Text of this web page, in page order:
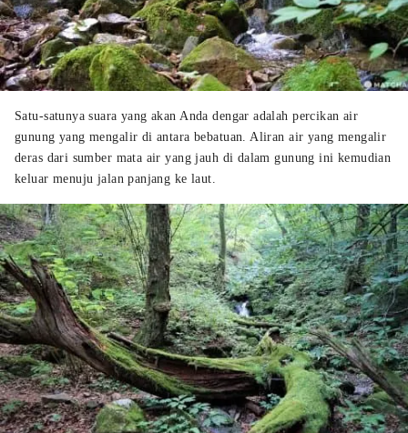
Satu-satunya suara yang akan Anda dengar adalah percikan air
gunung yang mengalir di antara bebatuan. Aliran air yang mengalir
deras dari sumber mata air yang jauh di dalam gunung ini kemudian
keluar menuju jalan panjang ke laut.